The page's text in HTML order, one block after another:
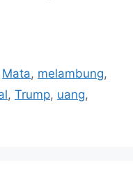
Mata, melambung,
, Trump, uang,